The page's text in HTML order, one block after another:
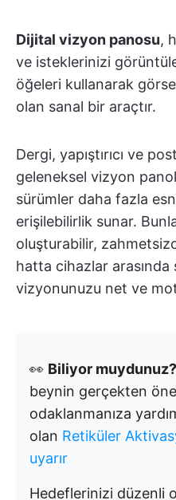
Dijital vizyon panosu,
ve isteklerinizi
öğeleri kullanarak
olan sanal bir araçtır.
Dergi, yapıştırıcı ve
geleneksel vizyon
sürümler daha fazla
erişilebilirlik sunar.
oluşturabilir,
hatta cihazlar
vizyonunuzu net ve
👀 Biliyor muydunuz?
beynin gerçekten
odaklanmanıza
olan Retiküler
uyarır
Hedeflerinizi düzenli